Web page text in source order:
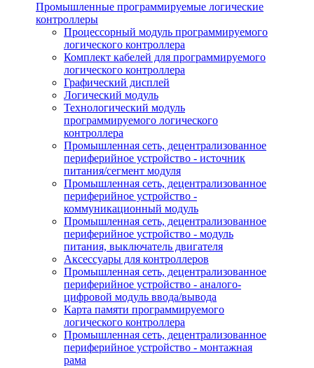
Промышленные программируемые логические
контроллеры
Процессорный модуль программируемого
логического контроллера
Комплект кабелей для программируемого
логического контроллера
Графический дисплей
Логический модуль
Технологический модуль
программируемого логического
контроллера
Промышленная сеть, децентрализованное
периферийное устройство - источник
питания/сегмент модуля
Промышленная сеть, децентрализованное
периферийное устройство -
коммуникационный модуль
Промышленная сеть, децентрализованное
периферийное устройство - модуль
питания, выключатель двигателя
Аксессуары для контроллеров
Промышленная сеть, децентрализованное
периферийное устройство - аналого-
цифровой модуль ввода/вывода
Карта памяти программируемого
логического контроллера
Промышленная сеть, децентрализованное
периферийное устройство - монтажная
рама